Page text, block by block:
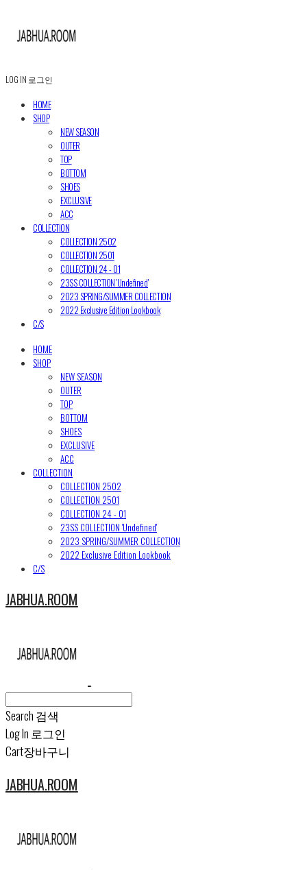
LOG IN 로그인
HOME
SHOP
NEW SEASON
OUTER
TOP
BOTTOM
SHOES
EXCLUSIVE
ACC
COLLECTION
COLLECTION 2502
COLLECTION 2501
COLLECTION 24 - 01
23SS COLLECTION 'Undefined'
2023 SPRING/SUMMER COLLECTION
2022 Exclusive Edition Lookbook
C/S
HOME
SHOP
NEW SEASON
OUTER
TOP
BOTTOM
SHOES
EXCLUSIVE
ACC
COLLECTION
COLLECTION 2502
COLLECTION 2501
COLLECTION 24 - 01
23SS COLLECTION 'Undefined'
2023 SPRING/SUMMER COLLECTION
2022 Exclusive Edition Lookbook
C/S
JABHUA.ROOM
Search 검색
Log In 로그인
Cart장바구니
JABHUA.ROOM